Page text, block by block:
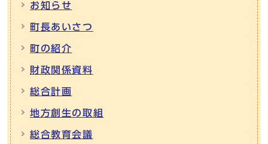
お知らせ
町長あいさつ
町の紹介
財政関係資料
総合計画
地方創生の取組
総合教育会議